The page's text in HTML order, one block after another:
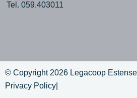
Tel. 059.403011
© Copyright 2026 Legacoop
Privacy Policy